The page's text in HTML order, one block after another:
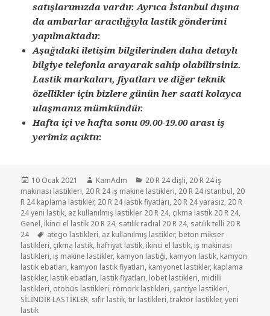
satışlarımızda vardır. Ayrıca İstanbul dışına
da ambarlar aracılığıyla lastik gönderimi
yapılmaktadır.
Aşağıdaki iletişim bilgilerinden daha detaylı
bilgiye telefonla arayarak sahip olabilirsiniz.
Lastik markaları, fiyatları ve diğer teknik
özellikler için bizlere günün her saati kolayca
ulaşmanız mümkündür.
Hafta içi ve hafta sonu 09.00-19.00 arası iş
yerimiz açıktır.
Yayın
tarihi
10 Ocak 2021 Yazar
KamAdm Kategoriler
20 R 24 dişli, 20 R 24 iş
makinası lastikleri, 20 R 24 iş makine lastikleri, 20 R 24 istanbul, 20
R 24 kaplama lastikler, 20 R 24 lastik fiyatları, 20 R 24 yarasız, 20 R
24 yeni lastik, az kullanılmış lastikler 20 R 24, çıkma lastik 20 R 24,
Genel, ikinci el lastik 20 R 24, satılık radıal 20 R 24, satılık telli 20 R
24
Etiketler
atego lastikleri, az kullanılmış lastikler, beton mikser
lastikleri, çıkma lastik, hafriyat lastik, ikinci el lastik, iş makinası
lastikleri, iş makine lastikler, kamyon lastiği, kamyon lastik, kamyon
lastik ebatları, kamyon lastik fiyatları, kamyonet lastikler, kaplama
lastikler, lastik ebatları, lastik fiyatları, lobet lastikleri, midilli
lastikleri, otobüs lastikleri, römork lastikleri,şantiye lastikleri,
SİLİNDİR LASTİKLER, sıfır lastik,tır lastikleri,traktör lastikler,yeni
lastik